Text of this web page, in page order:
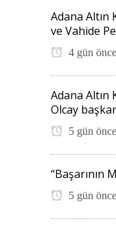
Adana Altın
ve Vahide
4 gün önce
Adana Altın
Olcay
5 gün önce
“Başarının
5 gün önce